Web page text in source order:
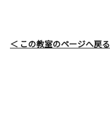
＜ この教室のページへ戻る